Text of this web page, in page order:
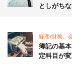
としがち
経理/財務、
簿記の基
定科目が